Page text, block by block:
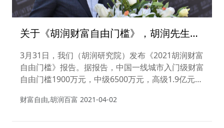
关于《胡润财富自由门槛》，胡润先生这
样说……
3月31日，我们（胡润研究院）发布《2021胡润财富
自由门槛》报告。据报告，中国一线城市入门级财富
自由门槛1900万元，中级6500万元，高级1.9亿元。
户。
财富自由,胡润百富 2021-04-02